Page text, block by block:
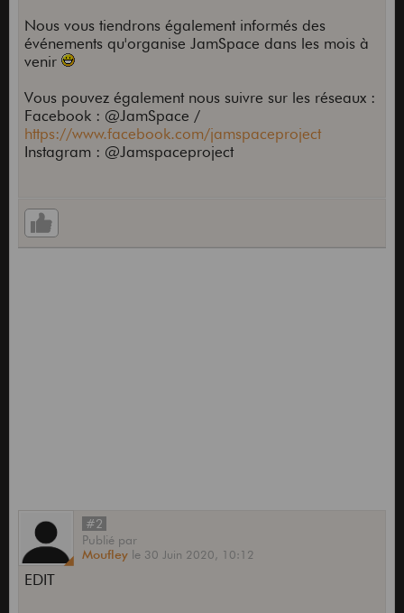
Nous vous tiendrons également informés des
événements qu'organise JamSpace dans les mois à
venir
Vous pouvez également nous suivre sur les réseaux :
Facebook : @JamSpace /
https://www.facebook.com/jamspaceproject
Instagram : @Jamspaceproject
#2
Publié par
Moufley le 30 Juin 2020, 10:12
EDIT